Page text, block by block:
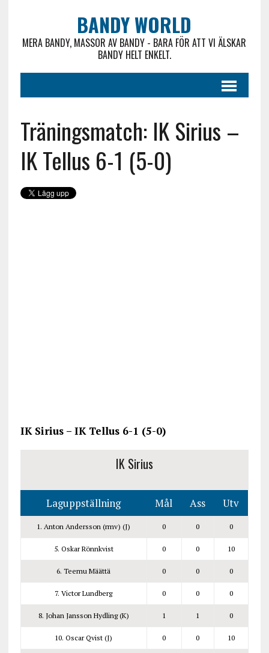
BANDY WORLD
MERA BANDY, MASSOR AV BANDY - BARA FÖR ATT VI ÄLSKAR
BANDY HELT ENKELT.
Träningsmatch: IK Sirius –
IK Tellus 6-1 (5-0)
IK Sirius – IK Tellus 6-1 (5-0)
IK Sirius
Laguppställning Mål Ass Utv
1. Anton Andersson (rmv) (J) 0 0 0
5. Oskar Rönnkvist 0 0 10
6. Teemu Määttä 0 0 0
7. Victor Lundberg 0 0 0
8. Johan Jansson Hydling (K) 1 1 0
10. Oscar Qvist (J) 0 0 10